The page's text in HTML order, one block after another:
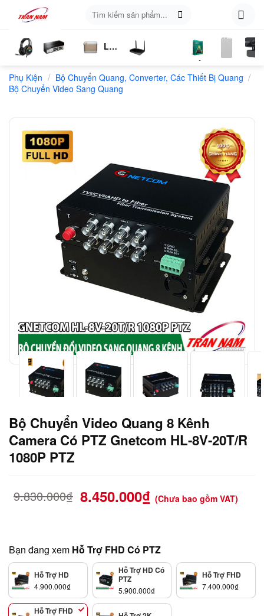
content
kiếm:
Nghe
Chia
Mạng
Loa
LTE
Sóng
Phần
Mềm
Kiện
Phụ Kiện / Bộ Chuyển Quang, Converter, Các Thiết Bị Quang /
Bộ Chuyển Video Sang Quang
Bộ Chuyển Video Quang 8 Kênh
Camera Có PTZ Gnetcom HL-8V-20T/R
1080P PTZ
9.830.000₫ 8.450.000₫ (Chưa bao gồm VAT)
Bạn đang xem Hỗ Trợ FHD Có PTZ
Hỗ Trợ HD
4.900.000₫
Hỗ Trợ HD Có
PTZ
5.900.000₫
Hỗ Trợ FHD
7.400.000₫
Hỗ Trợ FHD